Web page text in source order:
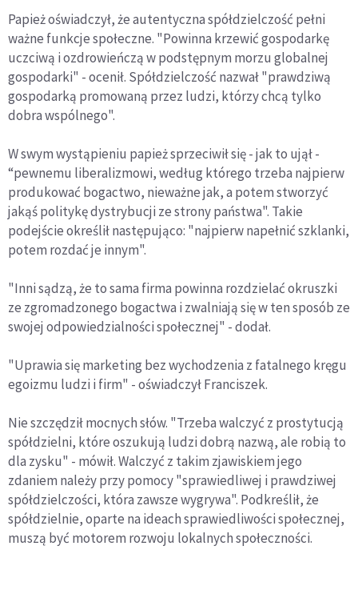
Papież oświadczył, że autentyczna spółdzielczość pełni
ważne funkcje społeczne. "Powinna krzewić gospodarkę
uczciwą i ozdrowieńczą w podstępnym morzu globalnej
gospodarki" - ocenił. Spółdzielczość nazwał "prawdziwą
gospodarką promowaną przez ludzi, którzy chcą tylko
dobra wspólnego".
W swym wystąpieniu papież sprzeciwił się - jak to ujął -
“pewnemu liberalizmowi, według którego trzeba najpierw
produkować bogactwo, nieważne jak, a potem stworzyć
jakąś politykę dystrybucji ze strony państwa". Takie
podejście określił następująco: "najpierw napełnić szklanki,
potem rozdać je innym".
"Inni sądzą, że to sama firma powinna rozdzielać okruszki
ze zgromadzonego bogactwa i zwalniają się w ten sposób ze
swojej odpowiedzialności społecznej" - dodał.
"Uprawia się marketing bez wychodzenia z fatalnego kręgu
egoizmu ludzi i firm" - oświadczył Franciszek.
Nie szczędził mocnych słów. "Trzeba walczyć z prostytucją
spółdzielni, które oszukują ludzi dobrą nazwą, ale robią to
dla zysku" - mówił. Walczyć z takim zjawiskiem jego
zdaniem należy przy pomocy "sprawiedliwej i prawdziwej
spółdzielczości, która zawsze wygrywa". Podkreślił, że
spółdzielnie, oparte na ideach sprawiedliwości społecznej,
muszą być motorem rozwoju lokalnych społeczności.